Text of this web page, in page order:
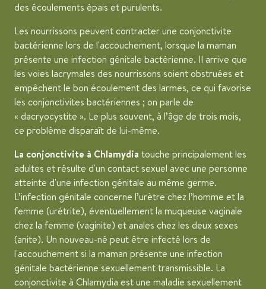
des écoulements épais et purulents.
Les nourrissons peuvent contracter une conjonctivite
bactérienne lors de l'accouchement, lorsque la maman
présente une infection génitale bactérienne. Il arrive que
les voies lacrymales des nourrissons soient obstruées et
empêchent le bon écoulement des larmes, ce qui favorise
les conjonctivites bactériennes ; on parle de
« dacryocystite ». Le plus souvent, à l’âge de trois mois,
ce problème disparaît de lui-même.
La conjonctivite à Chlamydia touche principalement les
adultes et résulte d'un contact sexuel avec une personne
atteinte d'une infection génitale au même germe.
L’infection génitale concerne l’urètre chez l’homme et la
femme (urétrite), éventuellement la muqueuse vaginale
chez la femme (vaginite) et anales chez les deux sexes
(anite). Un nouveau-né peut être infecté lors de
l'accouchement si la maman présente une infection
génitale bactérienne sexuellement transmissible. La
conjonctivite à Chlamydia est une maladie sexuellement